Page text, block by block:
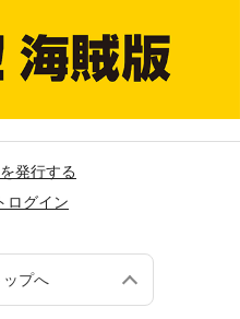
発行する
ログイン
プへ